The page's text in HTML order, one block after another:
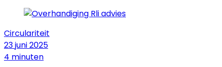
Circulariteit
23 juni 2025
4 minuten